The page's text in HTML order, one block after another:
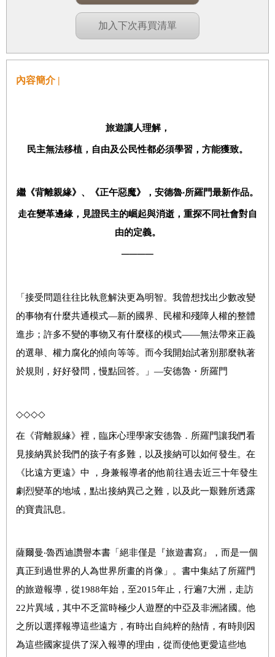
加入下次再買清單
內容簡介 |
旅遊讓人理解，
民主無法移植，自由及公民性都必須學習，方能獲致。
繼《背離親緣》、《正午惡魔》，安德魯‧所羅門最新作品。
走在變革邊緣，見證民主的崛起與消逝，重探不同社會對自
由的定義。
────
「 接受問題往往比執意解決更為明智。我曾想找出少數改變
的事物有什麼共通模式—新的國界、民權和殘障人權的整體
進步；許多不變的事物又有什麼樣的模式——無法帶來正義
的選舉、權力腐化的傾向等等。而今我開始試著別那麼執著
於規則，好好發問，慢點回答。
」 —安德魯・所羅門
◇◇◇◇
在《背離親緣》裡，臨床心理學家安德魯．所羅門讓我們看
見接納異於我們的孩子有多難，以及接納可以如何發生。 在
《比遠方更遠》中 ，身兼報導者的他前往過去近三十年發生
劇烈變革的地域，點出接納異己之難，以及此一艱難所透露
的寶貴訊息。
薩爾曼‧魯西迪讚譽本書「絕非僅是『旅遊書寫』，而是一個
真正到過世界的人為世界所畫的肖像」。書中集結了所羅門
的旅遊報導，從1988年始，至2015年止，行遍7大洲，走訪
22片異域，其中不乏當時極少人遊歷的中亞及非洲諸國。他
之所以選擇報導這些遠方，有時出自純粹的熱情，有時則因
為這些國家提供了深入報導的理由，從而使他更愛這些地